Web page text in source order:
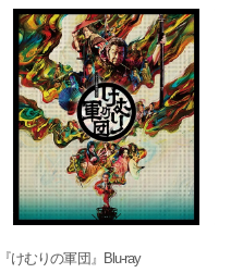
『けむりの軍団』Blu-ray